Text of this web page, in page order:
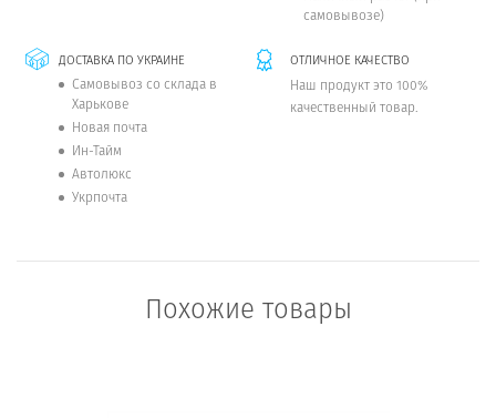
самовывозе)
ДОСТАВКА ПО УКРАИНЕ
Самовывоз со склада в
Харькове
Новая почта
Ин-Тайм
Автолюкс
Укрпочта
ОТЛИЧНОЕ КАЧЕСТВО
Наш продукт это 100%
качественный товар.
Похожие товары